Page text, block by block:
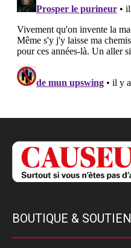
BOUTIQUE & SOUTIEN